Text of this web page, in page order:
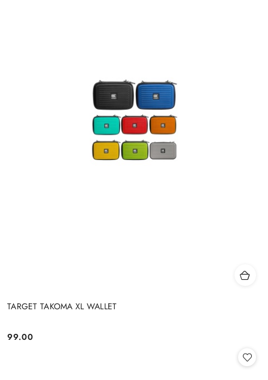
TARGET TAKOMA XL WALLET
Cena:
99.00